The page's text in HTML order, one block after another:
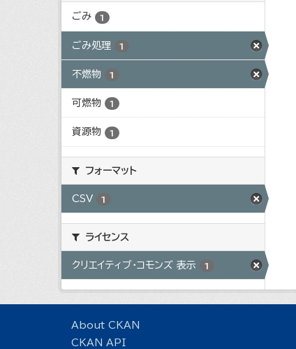
ごみ 1
ごみ処理 1
不燃物 1
可燃物 1
資源物 1
フォーマット
CSV 1
ライセンス
クリエイティブ・コモンズ 表示 1
About CKAN
CKAN API